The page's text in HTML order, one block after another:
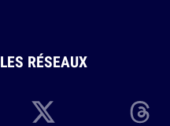
LES RÉSEAUX